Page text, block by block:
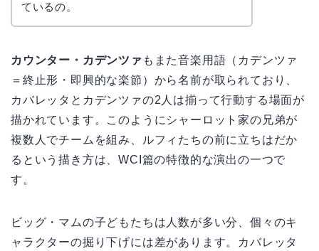
ているの。
カウンター・カデンツァ もまた音楽用語（カデンツァ
＝終止形・即興的な楽節）から名前が取られており、
カバレッタとカデンツァの2人は揃って行動する場面が
描かれています。このようにシャーロット家の兄弟が
複数人でチームを組み、ルフィたちの前に立ちはだか
るという描き方は、WCI篇の特徴的な演出の一つで
す。
ビッグ・マムの子どもたちは人数が多い分、個々のキ
ャラクターの掘り下げには差があります。カバレッタ